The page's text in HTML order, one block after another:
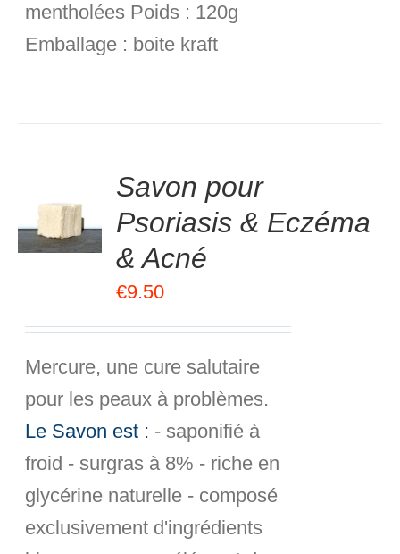
mentholées Poids : 120g
Emballage : boite kraft
Savon pour
Psoriasis & Eczéma
& Acné
€9.50
Mercure, une cure salutaire
pour les peaux à problèmes.
Le Savon est : - saponifié à
froid - surgras à 8% - riche en
glycérine naturelle - composé
exclusivement d'ingrédients